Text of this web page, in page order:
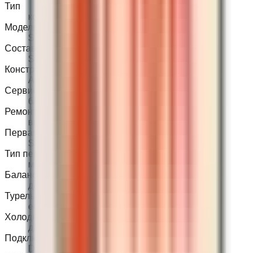
Тип
комплект регулятора
Модель
ST3G
Состав
S3, T3, Octopus, SPG
Конструктивный тип
Apeks-type
Сервисная логика
близок к Apeks
Ремонтопригодность
высокая
Первая ступень
S3
Тип первой
мембранная
Балансировка
да
Турель
есть
Холодная вода
да
Подключение